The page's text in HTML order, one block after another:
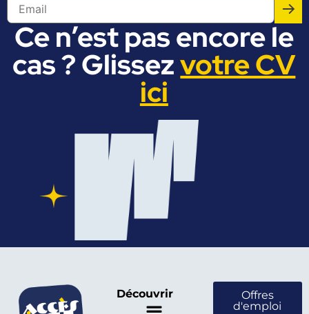
Ce n’est pas encore le
cas ? Glissezvotre CV
ici
Découvrir
Offres
d'emploi